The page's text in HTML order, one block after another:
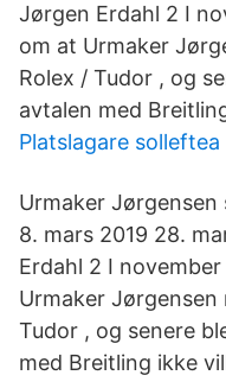
Jørgen Erdahl 2 I
om at Urmaker
Rolex / Tudor , og
avtalen med
Platslagare solleftea
Urmaker
8. mars 2019 28.
Erdahl 2 I
Urmaker
Tudor , og senere
med Breitling ikke